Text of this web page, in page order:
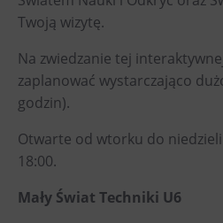
Heligonka
HopJump
Ściana wspinaczkowa
Akademia Kreatywna
Narodowe Muzeum
Twoją wizytę.
Na zwiedzanie tej
zaplanować wystarczająco
godzin).
Otwarte od wtorku do
18:00.
Mały Świat Techniki U6